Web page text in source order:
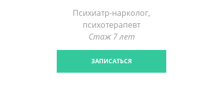
Психиатр-нарколог,
психотерапевт
Стаж 7 лет
ЗАПИСАТЬСЯ